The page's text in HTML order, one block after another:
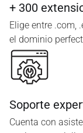
+ 300
Elige entre .com,
el dominio
Soporte
Cuenta con